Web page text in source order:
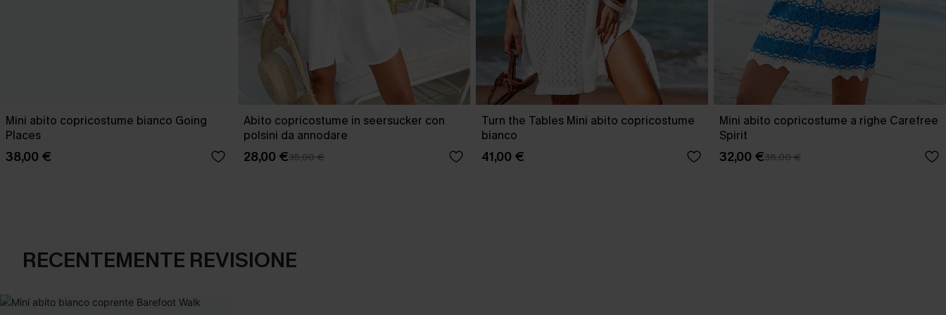
Mini abito copricostume bianco Going
Places
38,00 €
Abito copricostume in seersucker con
polsini da annodare
28,00 €35,00 €
Turn the Tables Mini abito copricostume
bianco
41,00 €
Mini abito copricostume a righe Carefree
Spirit
32,00 €38,00 €
RECENTEMENTE REVISIONE